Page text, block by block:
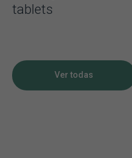
tablets
Ver todas